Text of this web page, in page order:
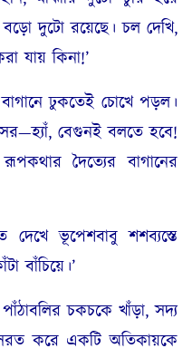
দুটো রয়েছে। চল দেখি,
যায় কিনা!’
ঢুকতেই চোখে পড়ল।
বেগুনই বলতে হবে!
দৈত্যের বাগানের
ভূপেশবাবু শশব্যস্তে
বাঁচিয়ে।’
চকচকে খাঁড়া, সদ্য
করে একটি অতিকায়কে